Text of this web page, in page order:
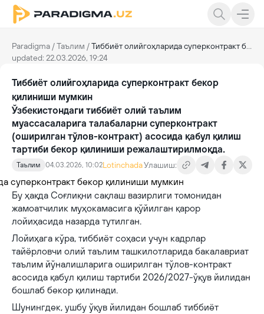
Paradigma /Таълим /Тиббиёт олийгоҳларида суперконтракт бекор қилиниши мумкин
updated: 22.03.2026, 19:24
Тиббиёт олийгоҳларида суперконтракт бекор
қилиниши мумкин
Ўзбекистондаги тиббиёт олий таълим
муассасаларига талабаларни суперконтракт
(оширилган тўлов-контракт) асосида қабул қилиш
тартиби бекор қилиниши режалаштирилмоқда.
Таълим 04.03.2026, 10:02LotinchadaУлашиш:
Бу ҳақда Соғлиқни сақлаш вазирлиги томонидан
жамоатчилик муҳокамасига қўйилган қарор
лойиҳасида назарда тутилган.
Лойиҳага кўра, тиббиёт соҳаси учун кадрлар
тайёрловчи олий таълим ташкилотларида бакалавриат
таълим йўналишларига оширилган тўлов-контракт
асосида қабул қилиш тартиби 2026/2027-ўқув йилидан
бошлаб бекор қилинади.
Шунингдек, ушбу ўқув йилидан бошлаб тиббиёт